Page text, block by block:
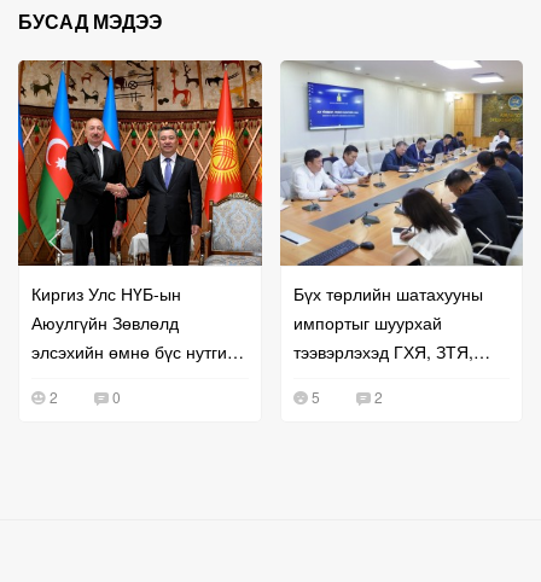
БУСАД МЭДЭЭ
Киргиз Улс НҮБ-ын
Аюулгүйн Зөвлөлд
элсэхийн өмнө бүс нутгийн
эрчимжүүллээ
2 0
Бүх төрлийн шатахууны
импортыг шуурхай
тээвэрлэхэд ГХЯ, ЗТЯ,
5 2